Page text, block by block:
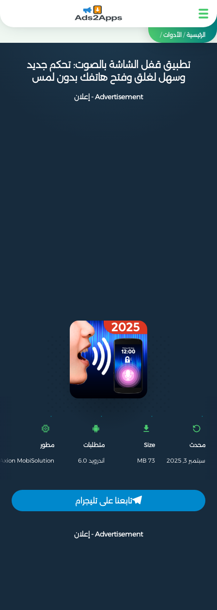
الرئيسية/ الأدوات/
تطبيق قفل الشاشة بالصوت: تحكم جديد
وسهل لغلق وفتح هاتفك بدون لمس
Advertisement - إعلان
محدث
سبتمبر 3, 2025
Size
73 MB
متطلبات
اندرويد 6.0
مطور
Axion MobiSolution
تابعنا على تليجرام
Advertisement - إعلان